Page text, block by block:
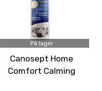
På lager
Canosept Home
Comfort Calming